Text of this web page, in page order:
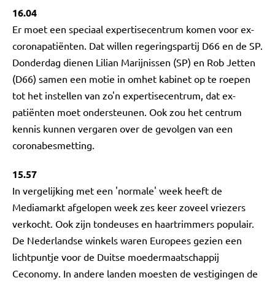
16.04
Er moet een speciaal expertisecentrum komen voor ex-
coronapatiënten. Dat willen regeringspartij D66 en de SP.
Donderdag dienen Lilian Marijnissen (SP) en Rob Jetten
(D66) samen een motie in omhet kabinet op te roepen
tot het instellen van zo'n expertisecentrum, dat ex-
patiënten moet ondersteunen. Ook zou het centrum
kennis kunnen vergaren over de gevolgen van een
coronabesmetting.
15.57
In vergelijking met een 'normale' week heeft de
Mediamarkt afgelopen week zes keer zoveel vriezers
verkocht. Ook zijn tondeuses en haartrimmers populair.
De Nederlandse winkels waren Europees gezien een
lichtpuntje voor de Duitse moedermaatschappij
Ceconomy. In andere landen moesten de vestigingen de